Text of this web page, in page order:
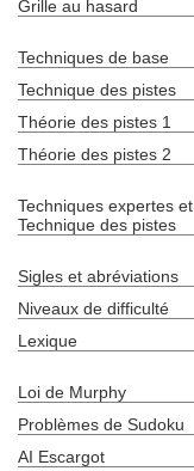
Grille au hasard
Techniques de base
Technique des pistes
Théorie des pistes 1
Théorie des pistes 2
Techniques expertes et
Technique des pistes
Sigles et abréviations
Niveaux de difficulté
Lexique
Loi de Murphy
Problèmes de Sudoku
AI Escargot